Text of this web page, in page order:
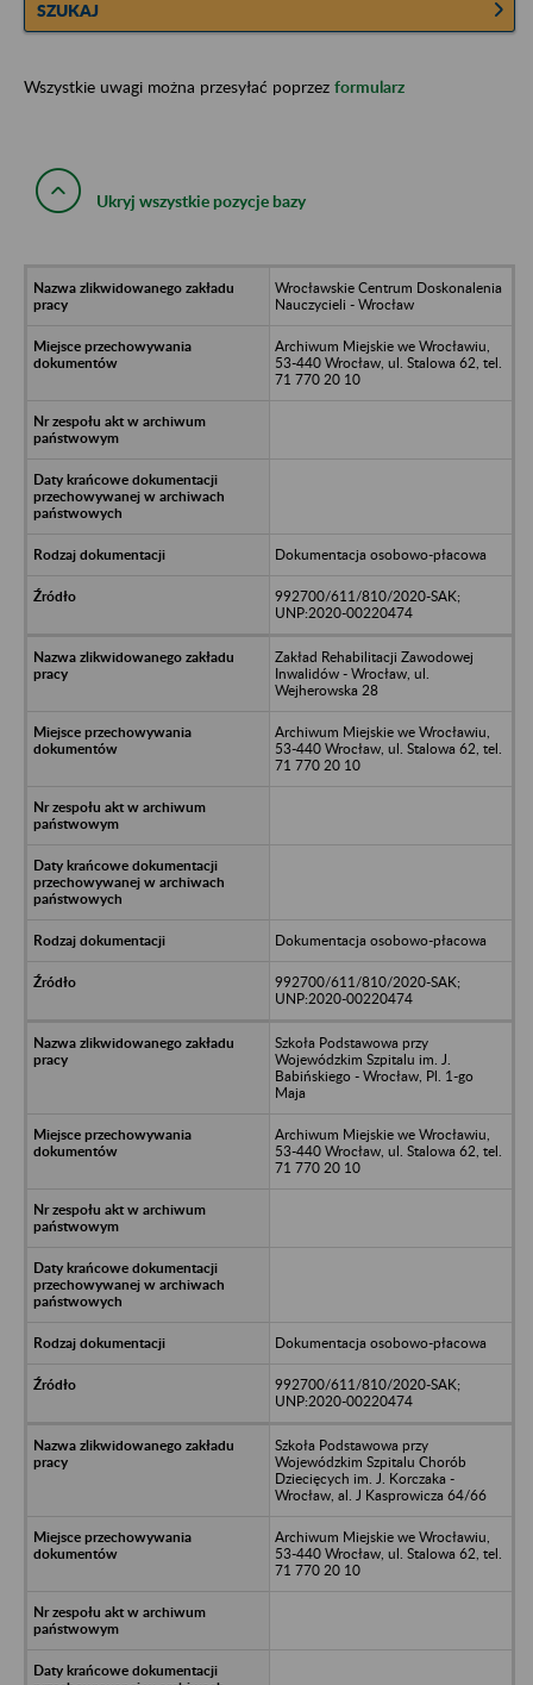
SZUKAJ
Wszystkie uwagi można przesyłać poprzez formularz
Ukryj wszystkie pozycje bazy
Wrocławskie Centrum Doskonalenia
Nauczycieli - Wrocław
Archiwum Miejskie we Wrocławiu,
53-440 Wrocław, ul. Stalowa 62, tel.
71 770 20 10
Dokumentacja osobowo-płacowa
992700/611/810/2020-SAK;
UNP:2020-00220474
Zakład Rehabilitacji Zawodowej
Inwalidów - Wrocław, ul.
Wejherowska 28
Archiwum Miejskie we Wrocławiu,
53-440 Wrocław, ul. Stalowa 62, tel.
71 770 20 10
Dokumentacja osobowo-płacowa
992700/611/810/2020-SAK;
UNP:2020-00220474
Szkoła Podstawowa przy
Wojewódzkim Szpitalu im. J.
Babińskiego - Wrocław, Pl. 1-go
Maja
Archiwum Miejskie we Wrocławiu,
53-440 Wrocław, ul. Stalowa 62, tel.
71 770 20 10
Dokumentacja osobowo-płacowa
992700/611/810/2020-SAK;
UNP:2020-00220474
Szkoła Podstawowa przy
Wojewódzkim Szpitalu Chorób
Dziecięcych im. J. Korczaka -
Wrocław, al. J Kasprowicza 64/66
Archiwum Miejskie we Wrocławiu,
53-440 Wrocław, ul. Stalowa 62, tel.
71 770 20 10